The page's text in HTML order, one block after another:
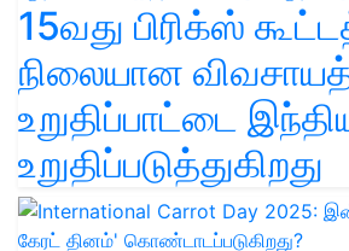
15வது பிரிக்ஸ்
நிலையான
உறுதிப்பாட்டை
உறுதிப்படுத்துகிறது